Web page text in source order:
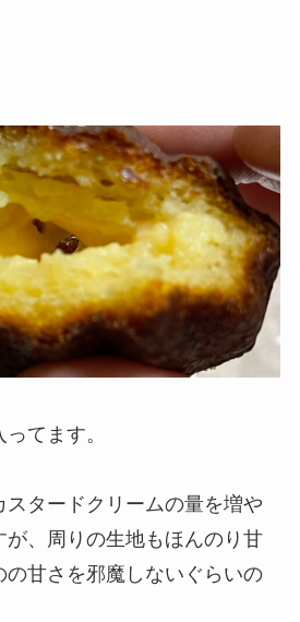
てます。
タードクリームの量を増や
が、周りの生地もほんのり甘
の甘さを邪魔しないぐらいの